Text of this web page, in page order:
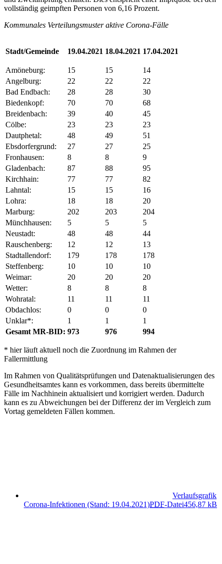
vollständig geimpften Personen von 6,16 Prozent.
Kommunales Verteilungsmuster aktive Corona-Fälle
Stadt/Gemeinde 19.04.2021 18.04.2021 17.04.2021
Amöneburg: 15 15
14
Angelburg:
22 22
22
Bad Endbach:
28 28
30
Biedenkopf:
70 70
68
Breidenbach:
39 40
45
Cölbe:
23 23
23
Dautphetal:
48 49
51
Ebsdorfergrund:
27 27
25
Fronhausen:
8 8
9
Gladenbach:
87 88
95
Kirchhain:
77 77
82
Lahntal:
15 15
16
Lohra:
18 18
20
Marburg:
202 203
204
Münchhausen:
5 5
5
Neustadt:
48 48
44
Rauschenberg:
12 12
13
Stadtallendorf:
179 178
178
Steffenberg:
10 10
10
Weimar:
20 20
20
Wetter:
8 8
8
Wohratal:
11 11
11
Obdachlos:
0 0
0
Unklar*:
1 1
1
Gesamt MR-BID: 973 976 994
* hier läuft aktuell noch die Zuordnung im Rahmen der
Fallermittlung
Im Rahmen von Qualitätsprüfungen und Datenaktualisierungen des
Gesundheitsamtes kann es vorkommen, dass bereits übermittelte
Fälle im Nachhinein aktualisiert und korrigiert werden. Dadurch
kann es zu Abweichungen bei der Differenz der im Vergleich zum
Vortag gemeldeten Fällen kommen.
Verlaufsgrafik
Corona-Infektionen (Stand: 19.04.2021)PDF-Datei456,87 kB